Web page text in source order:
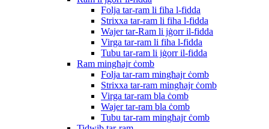
Folja tar-ram li fiha l-fidda
Strixxa tar-ram li fiha l-fidda
Wajer tar-Ram li jġorr il-fidda
Virga tar-ram li fiha l-fidda
Tubu tar-ram li jġorr il-fidda
Ram mingħajr ċomb
Folja tar-ram mingħajr ċomb
Strixxa tar-ram mingħajr ċomb
Virga tar-ram bla ċomb
Wajer tar-ram bla ċomb
Tubu tar-ram mingħajr ċomb